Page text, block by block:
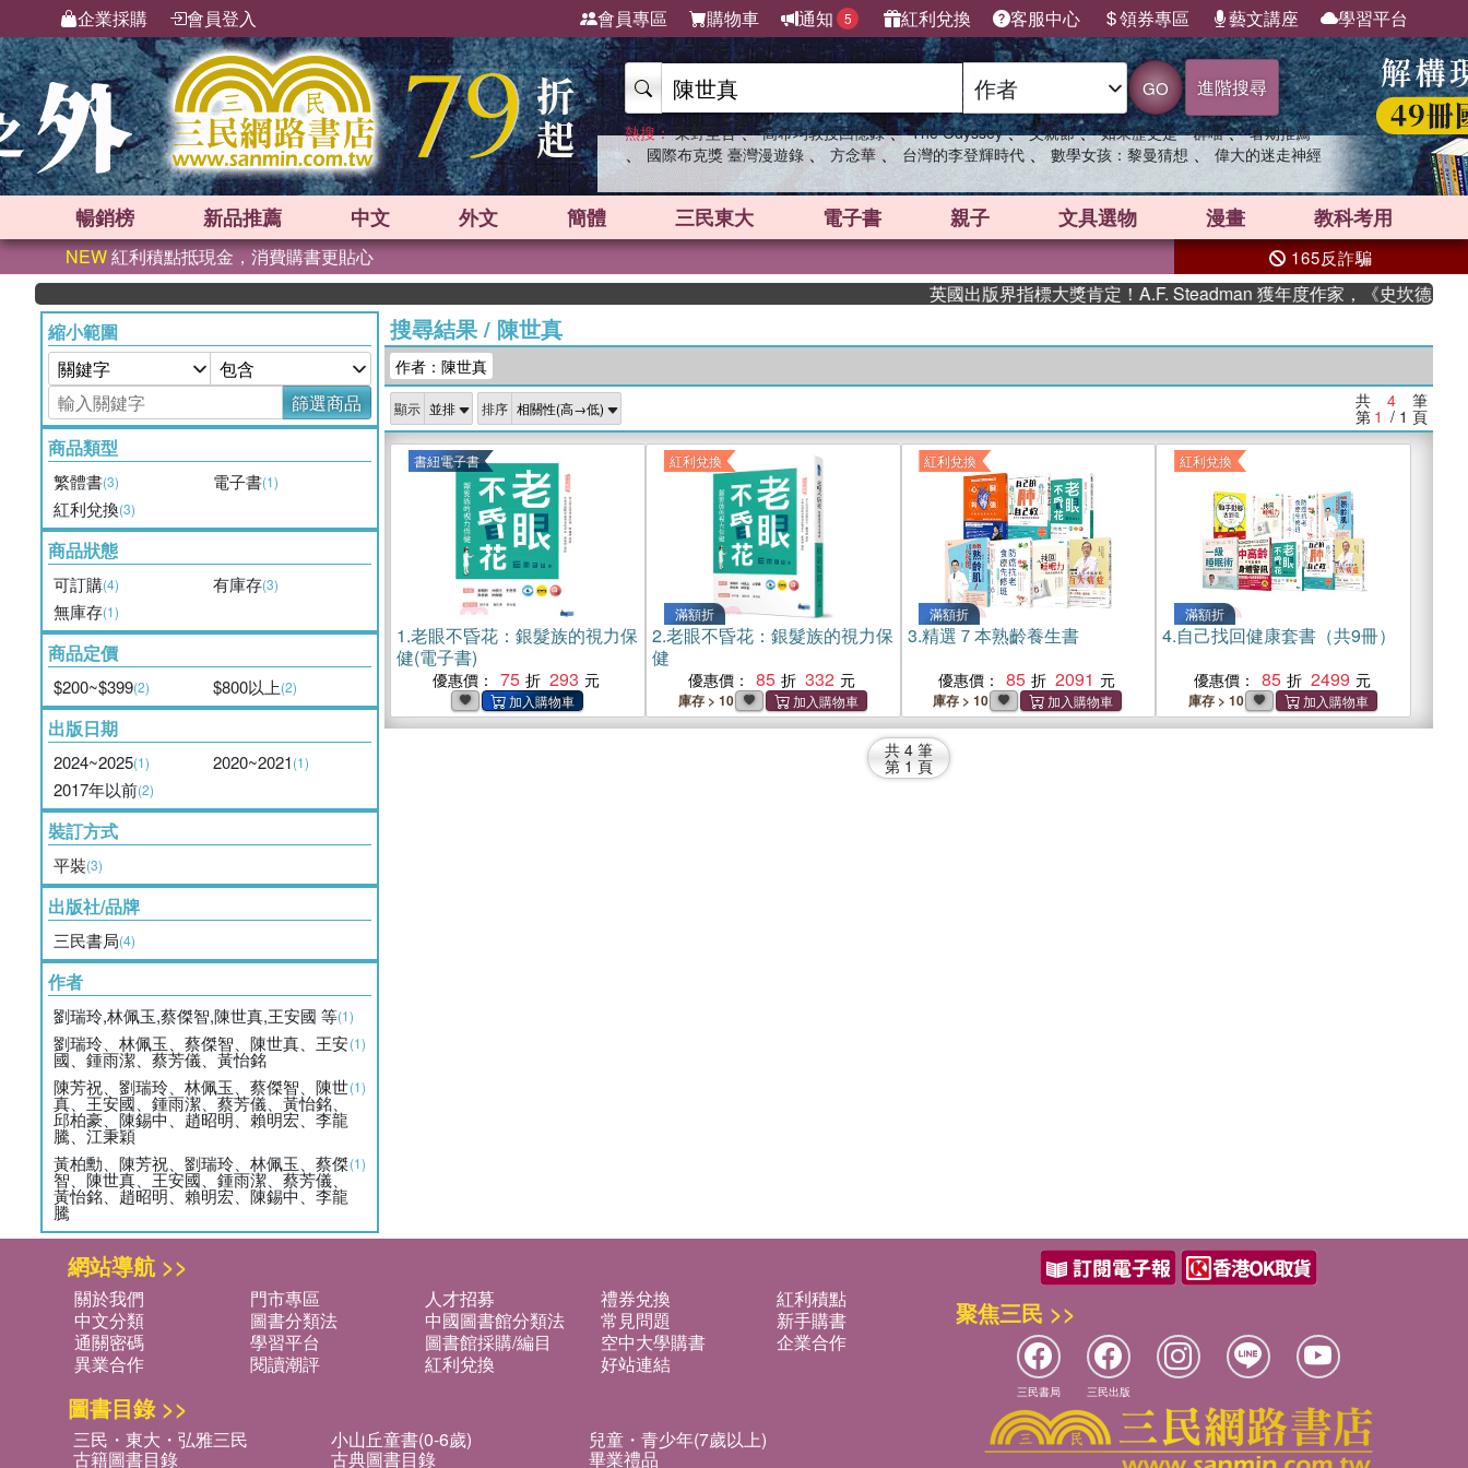
企業採購 會員登入 會員專區 購物車 通知 5 紅利兌換 客服中心 領券專區 藝文講座 學習平台
GO 進階搜尋
熱搜： 東野圭吾 、 高希均教授回憶錄 、 The Odyssey 、 父親節 、 如果歷史是一群喵 、 暑期推薦
、 國際布克獎 臺灣漫遊錄 、 方念華 、 台灣的李登輝時代 、 數學女孩：黎曼猜想 、 偉大的迷走神經
暢銷榜 新品推薦 中文 外文 簡體 三民東大 電子書 親子 文具選物 漫畫 教科考用
NEW紅利積點抵現金，消費購書更貼心 165反詐騙
英國出版界指標大獎肯定！A.F. Steadman 獲年度作家，《史坎德》系列
縮小範圍
篩選商品
商品類型
繁體書(3) 電子書(1)
紅利兌換(3)
商品狀態
可訂購(4) 有庫存(3)
無庫存(1)
商品定價
$200~$399(2) $800以上(2)
出版日期
2024~2025(1) 2020~2021(1)
2017年以前(2)
裝訂方式
平裝(3)
出版社/品牌
三民書局(4)
作者
劉瑞玲,林佩玉,蔡傑智,陳世真,王安國 等(1)
劉瑞玲、林佩玉、蔡傑智、陳世真、王安
國、鍾雨潔、蔡芳儀、黃怡銘
(1)
陳芳祝、劉瑞玲、林佩玉、蔡傑智、陳世
真、王安國、鍾雨潔、蔡芳儀、黃怡銘、
邱柏豪、陳錫中、趙昭明、賴明宏、李龍
騰、江秉穎
(1)
黃柏勳、陳芳祝、劉瑞玲、林佩玉、蔡傑
智、陳世真、王安國、鍾雨潔、蔡芳儀、
黃怡銘、趙昭明、賴明宏、陳錫中、李龍
騰
(1)
搜尋結果/ 陳世真
作者：陳世真
顯示 排序 共 4 筆
第 1 / 1 頁
書紐電子書
1.老眼不昏花：銀髮族的視力保
健(電子書)
優惠價： 75 293
紅利兌換
滿額折
2.老眼不昏花：銀髮族的視力保
健
優惠價： 85 332
庫存 > 10
紅利兌換
滿額折
3.精選７本熟齡養生書
優惠價： 85 2091
庫存 > 10
紅利兌換
滿額折
4.自己找回健康套書（共9冊）
優惠價： 85 2499
庫存 > 10
共 4 筆
第 1 頁
網站導航 >>
關於我們 門市專區 人才招募 禮券兌換
紅利積點
中文分類
圖書分類法 中國圖書館分類法 常見問題
新手購書
通關密碼
學習平台 圖書館採購/編目 空中大學購書
企業合作
異業合作
閱讀潮評 紅利兌換 好站連結
圖書目錄 >>
三民・東大・弘雅三民 小山丘童書(0-6歲) 兒童・青少年(7歲以上)
古籍圖書目錄 古典圖書目錄 畢業禮品
聚焦三民 >>
三民書局 三民出版